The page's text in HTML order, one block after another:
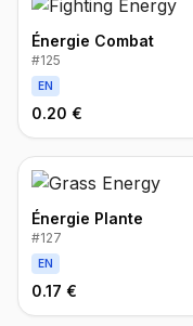
Énergie Combat
#125
EN
0.20 €
Énergie Plante
#127
EN
0.17 €